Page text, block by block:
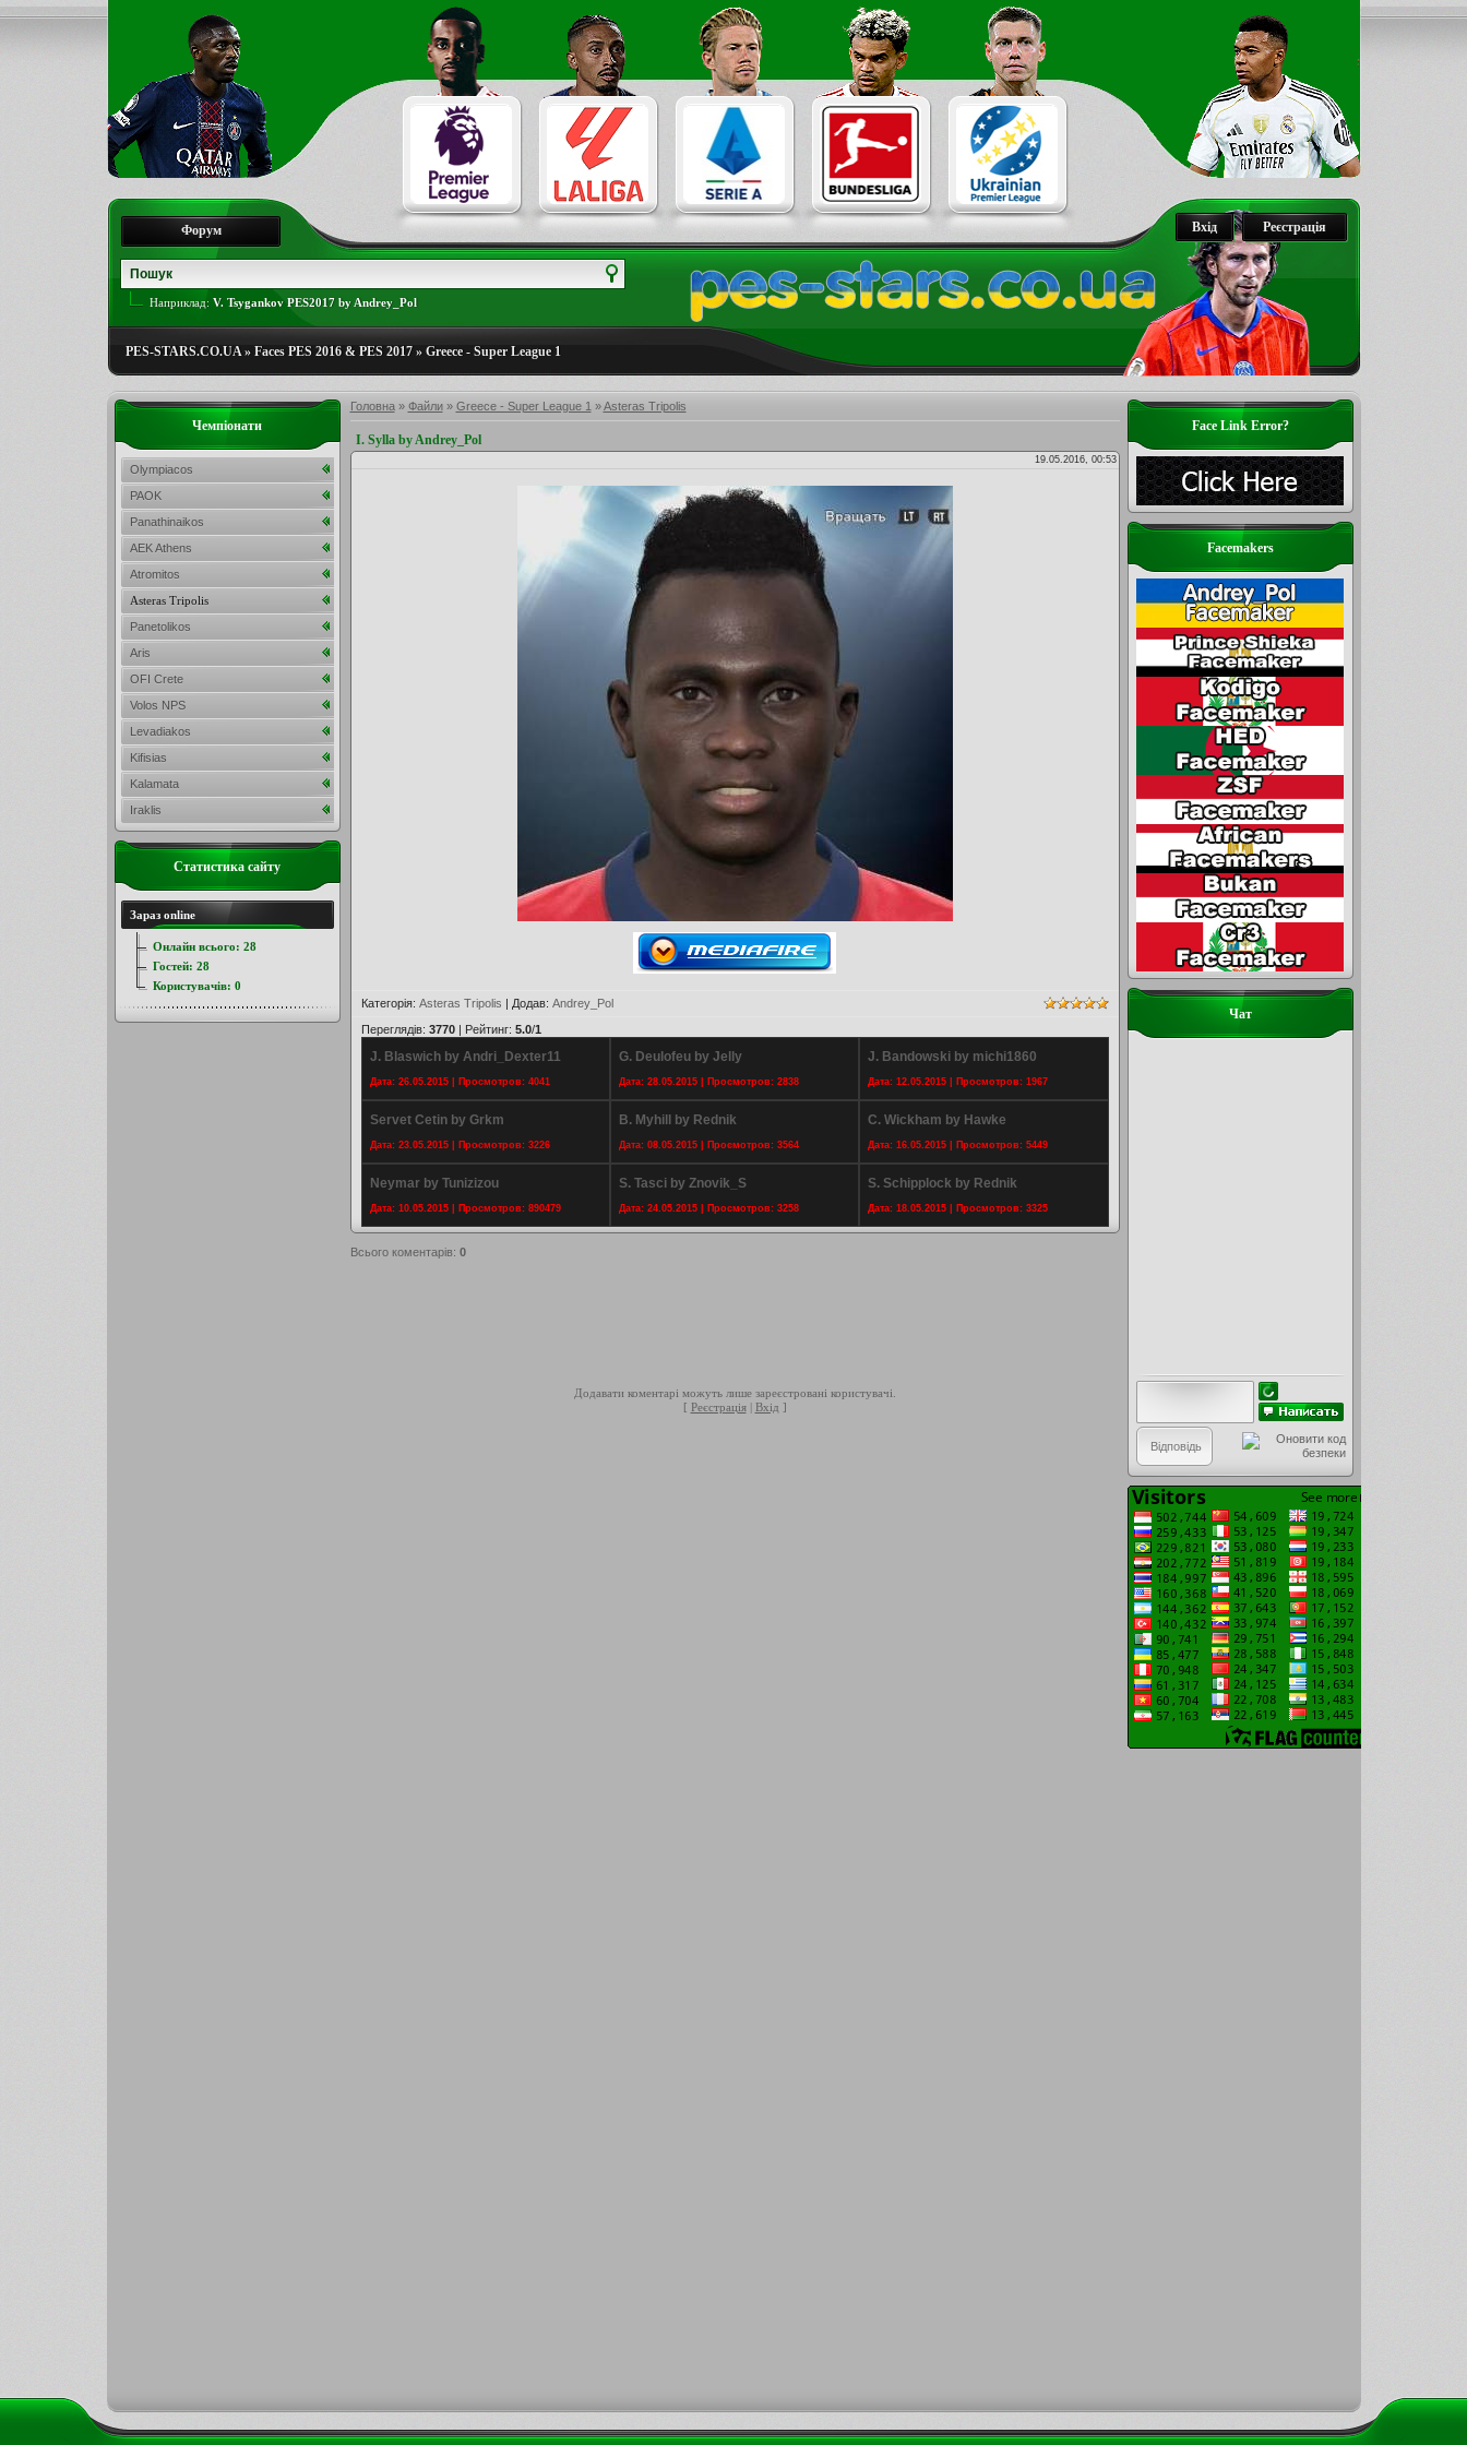
Реєстрація
Вхід
Форум
Наприклад: V. Tsygankov PES2017 by Andrey_Pol
PES-STARS.CO.UA» Faces PES 2016 & PES 2017» Greece - Super League 1
Головна» Файли» Greece - Super League 1 »Asteras Tripolis
I. Sylla by Andrey_Pol
19.05.2016, 00:53
Категорія: Asteras Tripolis | Додав: Andrey_Pol
Переглядів: 3770| Рейтинг: 5.0/1
J. Blaswich by Andri_Dexter11
Дата: 26.05.2015 | Просмотров: 4041
G. Deulofeu by Jelly
Дата: 28.05.2015 | Просмотров: 2838
J. Bandowski by michi1860
Дата: 12.05.2015 | Просмотров: 1967
Servet Cetin by Grkm
Дата: 23.05.2015 | Просмотров: 3226
B. Myhill by Rednik
Дата: 08.05.2015 | Просмотров: 3564
C. Wickham by Hawke
Дата: 16.05.2015 | Просмотров: 5449
Neymar by Tunizizou
Дата: 10.05.2015 | Просмотров: 890479
S. Tasci by Znovik_S
Дата: 24.05.2015 | Просмотров: 3258
S. Schipplock by Rednik
Дата: 18.05.2015 | Просмотров: 3325
Всього коментарів: 0
Додавати коментарі можуть лише зареєстровані користувачі.
[ Реєстрація| Вхід ]
Face Link Error?
Facemakers
Чат
Чемпіонати
Olympiacos
PAOK
Panathinaikos
AEK Athens
Atromitos
Asteras Tripolis
Panetolikos
Aris
OFI Crete
Volos NPS
Levadiakos
Kifisias
Kalamata
Iraklis
Статистика сайту
Зараз online
Онлайн всього: 28
Гостей: 28
Користувачів: 0